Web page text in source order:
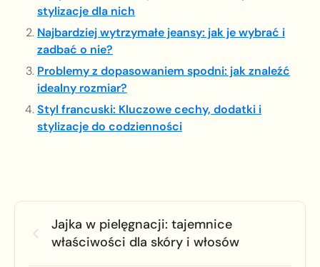
stylizacje dla nich
Najbardziej wytrzymałe jeansy: jak je wybrać i
zadbać o nie?
Problemy z dopasowaniem spodni: jak znaleźć
idealny rozmiar?
Styl francuski: Kluczowe cechy, dodatki i
stylizacje do codzienności
Jajka w pielęgnacji: tajemnice
właściwości dla skóry i włosów